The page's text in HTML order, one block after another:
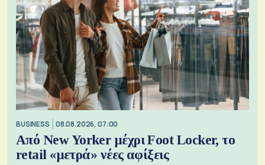
BUSINESS 08.08.2026, 07:00
Από New Yorker μέχρι Foot Locker, το
retail «μετρά» νέες αφίξεις